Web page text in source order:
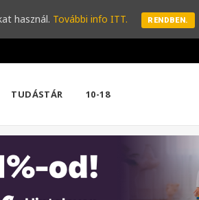
TUDÁSTÁR 10-18
használ. További info ITT. RENDBEN.